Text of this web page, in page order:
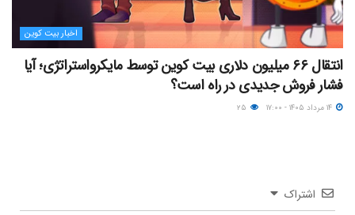
اخبار بیت کوین
انتقال ۶۶ میلیون دلاری بیت کوین توسط مایکرواستراتژی؛ آیا
فشار فروش جدیدی در راه است؟
اشتراک